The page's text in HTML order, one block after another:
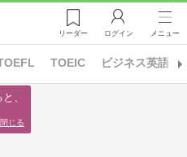
リーダー ログイン メニュー
TOEIC ビジネス英語
、
閉じる